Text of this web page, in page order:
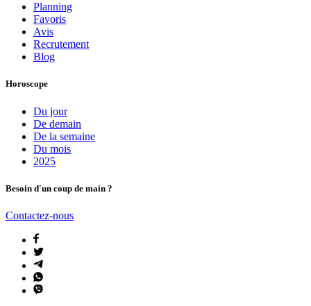
Planning
Favoris
Avis
Recrutement
Blog
Horoscope
Du jour
De demain
De la semaine
Du mois
2025
Besoin d'un coup de main ?
Contactez-nous